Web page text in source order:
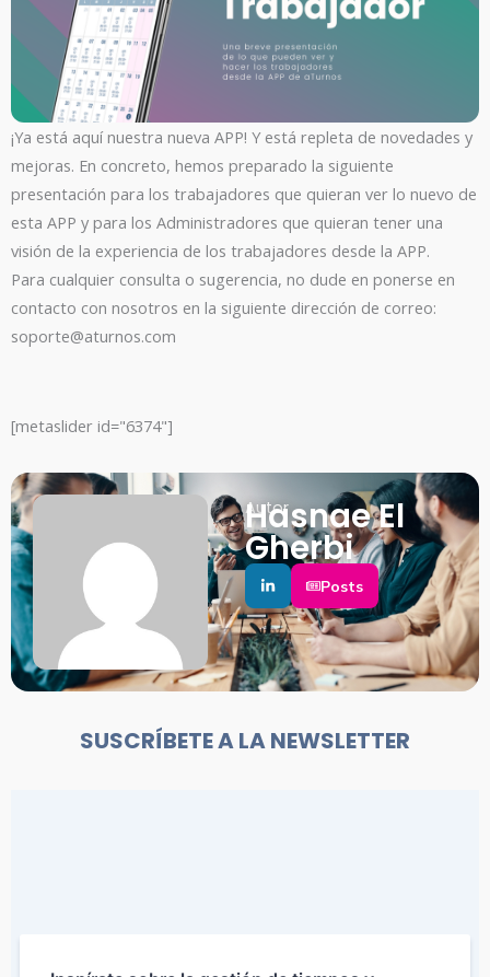
¡Ya está aquí nuestra nueva APP! Y está repleta de novedades y
mejoras. En concreto, hemos preparado la siguiente
presentación para los trabajadores que quieran ver lo nuevo de
esta APP y para los Administradores que quieran tener una
visión de la experiencia de los trabajadores desde la APP.
Para cualquier consulta o sugerencia, no dude en ponerse en
contacto con nosotros en la siguiente dirección de correo:
soporte@aturnos.com
[metaslider id="6374"]
Autor
Hasnae El
Gherbi
Posts
SUSCRÍBETE A LA NEWSLETTER